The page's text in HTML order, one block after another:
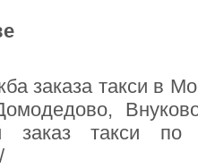
заказа такси в
заказ такси